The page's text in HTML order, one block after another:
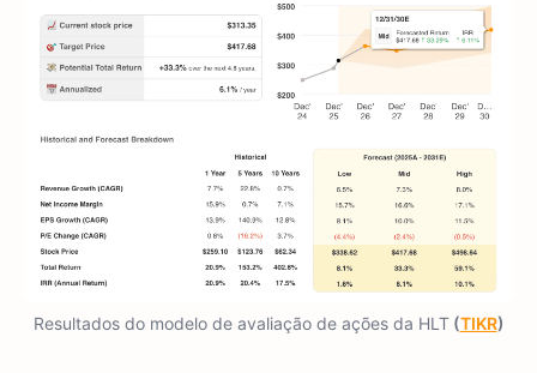
Resultados do modelo de avaliação de ações da HLT(TIKR)